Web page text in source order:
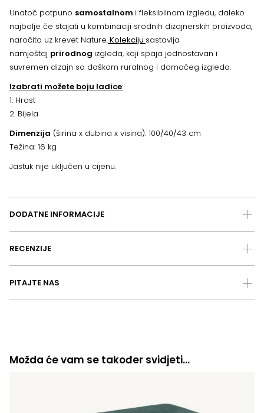
Unatoč potpuno samostalnom i fleksibilnom izgledu, daleko
najbolje če stajati u kombinaciji srodnih dizajnerskih proizvoda,
naročito uz krevet Nature.Kolekciju sastavlja
namještaj prirodnog izgleda, koji spaja jednostavan i
suvremen dizajn sa daškom ruralnog i domačeg izgleda.
Izabrati možete boju ladice:
1. Hrast
2. Bijela
Dimenzija (širina x dubina x visina): 100/40/43 cm
Težina: 16 kg
Jastuk nije uključen u cijenu.
DODATNE INFORMACIJE
RECENZIJE
PITAJTE NAS
Možda će vam se također svidjeti…